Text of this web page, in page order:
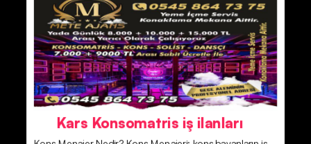
Kars Konsomatris iş ilanları